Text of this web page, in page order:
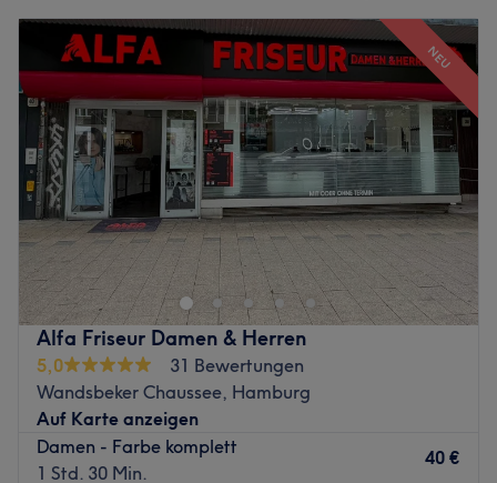
NEU
Alfa Friseur Damen & Herren
5,0
31 Bewertungen
Wandsbeker Chaussee, Hamburg
Auf Karte anzeigen
Damen - Farbe komplett
1 Std. 30 Min.
40 €